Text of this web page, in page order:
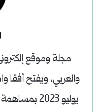
مجلة وموقع
والعربي، ويفتح أفقا
يوليو 2023